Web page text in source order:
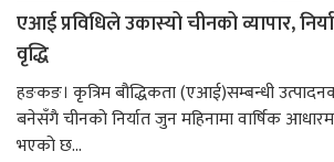
एआई प्रविधिले उकास्यो चीनको व्यापार,
वृद्धि
हङकङ। कृत्रिम बौद्धिकता (एआई)सम्बन्धी उत्पादनको
बनेसँगै चीनको निर्यात जुन महिनामा वार्षिक
भएको छ...